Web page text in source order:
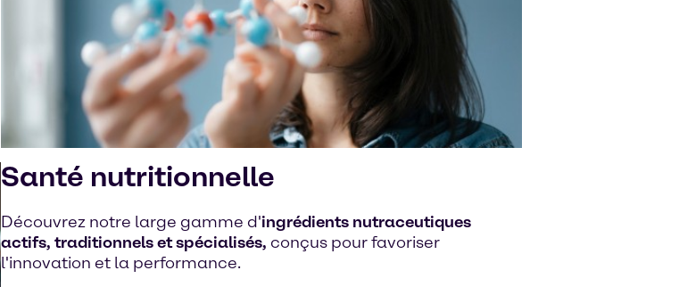
Santé nutritionnelle
Découvrez notre large gamme d'ingrédients nutraceutiques
actifs, traditionnels et spécialisés, conçus pour favoriser
l'innovation et la performance.